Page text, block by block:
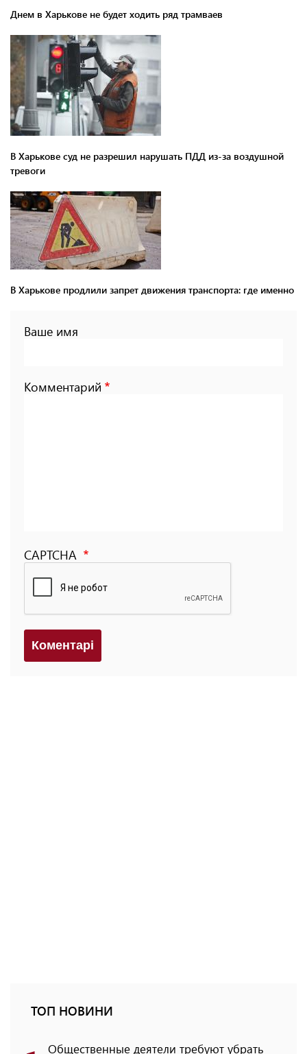
Днем в Харькове не будет ходить ряд трамваев
В Харькове суд не разрешил нарушать ПДД из-за воздушной
тревоги
В Харькове продлили запрет движения транспорта: где именно
Ваше имя
Комментарий
CAPTCHA
Коментарi
ТОП НОВИНИ
Общественные деятели требуют убрать